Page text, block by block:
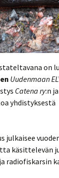
on
Uudenmaan
Catena ry:n
yhdistyksestä
käsittelevän
radiofiskarsin